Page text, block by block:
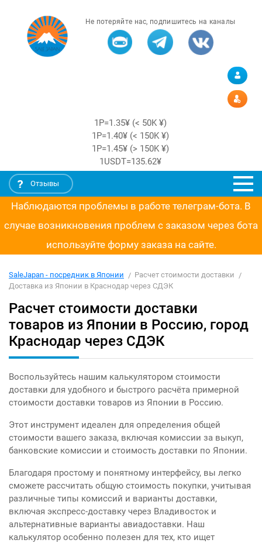
Не потеряйте нас, подпишитесь на каналы
1Р=1.35¥ (< 50K ¥)
1Р=1.40¥ (< 150K ¥)
1Р=1.45¥ (> 150K ¥)
1USDT=135.62¥
Отзывы
Наблюдаются проблемы в работе телеграм-бота. В
случае возникновения проблем с заказом через бота
используйте форму заказа на сайте.
SaleJapan - посредник в Японии
Расчет стоимости доставки
Доставка из Японии в Краснодар через СДЭК
Расчет стоимости доставки
товаров из Японии в Россию, город
Краснодар через СДЭК
Воспользуйтесь нашим калькулятором стоимости
доставки для удобного и быстрого расчёта примерной
стоимости доставки товаров из Японии в Россию.
Этот инструмент идеален для определения общей
стоимости вашего заказа, включая комиссии за выкуп,
банковские комиссии и стоимость доставки по Японии.
Благодаря простому и понятному интерфейсу, вы легко
сможете рассчитать общую стоимость покупки, учитывая
различные типы комиссий и варианты доставки,
включая экспресс-доставку через Владивосток и
альтернативные варианты авиадоставки. Наш
калькулятор особенно полезен для тех, кто ищет